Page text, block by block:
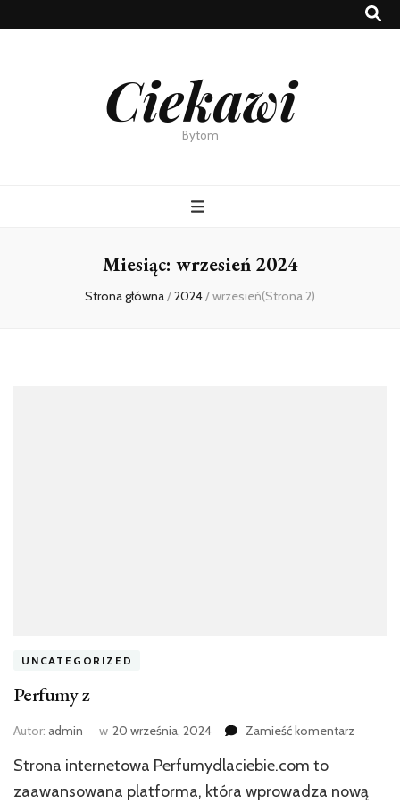
Ciekawi
Bytom
Miesiąc: wrzesień 2024
Strona główna/2024/wrzesień(Strona 2)
UNCATEGORIZED
Perfumy z
Autor: admin w 20 września, 2024 Zamieść komentarzwe
z
Strona internetowa Perfumydlaciebie.com to
zaawansowana platforma, która wprowadza nową